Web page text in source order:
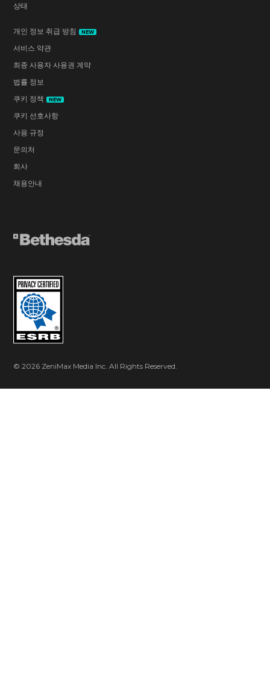
상태
개인 정보 취급 방침 NEW
서비스 약관
최종 사용자 사용권 계약
법률 정보
쿠키 정책
NEW
쿠키 선호사항
사용 규정
문의처
회사
채용안내
© 2026 ZeniMax Media Inc. All Rights Reserved.